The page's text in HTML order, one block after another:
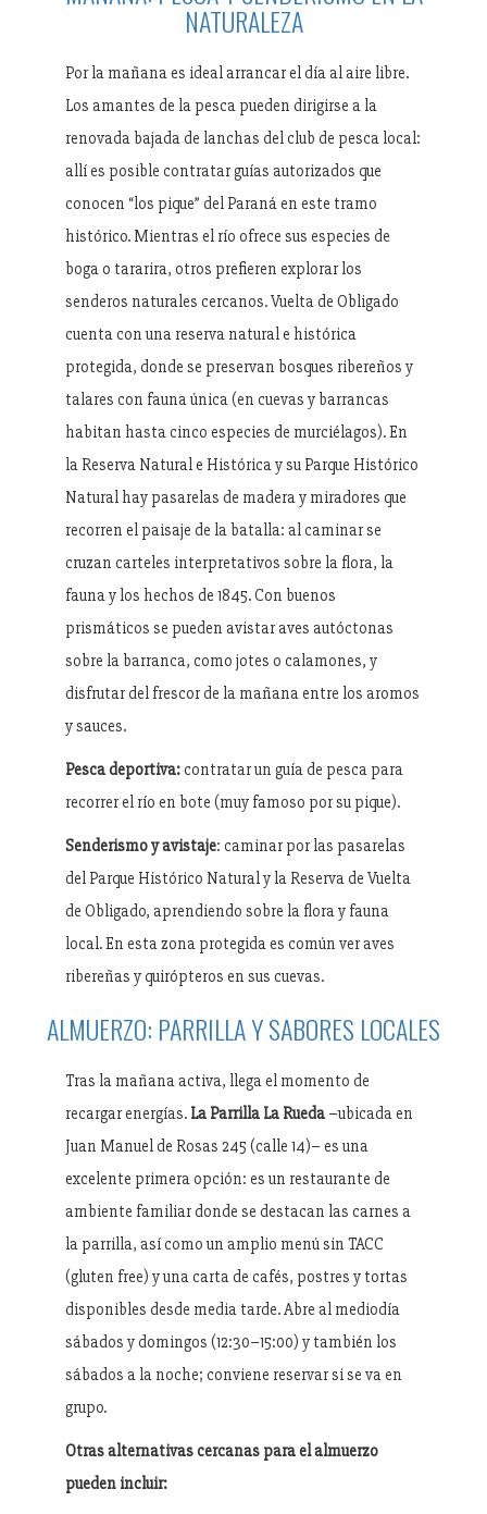
NATURALEZA
Por la mañana es ideal arrancar el día al aire libre.
Los amantes de la pesca pueden dirigirse a la
renovada bajada de lanchas del club de pesca local:
allí es posible contratar guías autorizados que
conocen “los pique” del Paraná en este tramo
histórico. Mientras el río ofrece sus especies de
boga o tararira, otros prefieren explorar los
senderos naturales cercanos. Vuelta de Obligado
cuenta con una reserva natural e histórica
protegida, donde se preservan bosques ribereños y
talares con fauna única (en cuevas y barrancas
habitan hasta cinco especies de murciélagos). En
la Reserva Natural e Histórica y su Parque Histórico
Natural hay pasarelas de madera y miradores que
recorren el paisaje de la batalla: al caminar se
cruzan carteles interpretativos sobre la flora, la
fauna y los hechos de 1845. Con buenos
prismáticos se pueden avistar aves autóctonas
sobre la barranca, como jotes o calamones, y
disfrutar del frescor de la mañana entre los aromos
y sauces.
Pesca deportiva:contratar un guía de pesca para
recorrer el río en bote (muy famoso por su pique).
Senderismo y avistaje: caminar por las pasarelas
del Parque Histórico Natural y la Reserva de Vuelta
de Obligado, aprendiendo sobre la flora y fauna
local. En esta zona protegida es común ver aves
ribereñas y quirópteros en sus cuevas.
ALMUERZO: PARRILLA Y SABORES LOCALES
Tras la mañana activa, llega el momento de
recargar energías. La Parrilla La Rueda –ubicada en
Juan Manuel de Rosas 245 (calle 14)– es una
excelente primera opción: es un restaurante de
ambiente familiar donde se destacan las carnes a
la parrilla, así como un amplio menú sin TACC
(gluten free) y una carta de cafés, postres y tortas
disponibles desde media tarde. Abre al mediodía
sábados y domingos (12:30–15:00) y también los
sábados a la noche; conviene reservar si se va en
grupo.
Otras alternativas cercanas para el almuerzo
pueden incluir: